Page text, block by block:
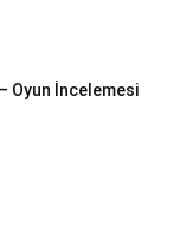
Oyun İncelemesi